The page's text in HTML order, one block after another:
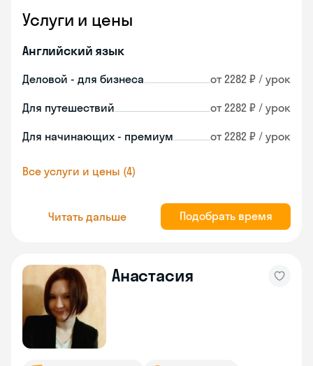
Услуги и цены
Английский язык
Деловой - для бизнеса от 2282 ₽ / урок
Для путешествий от 2282 ₽ / урок
Для начинающих - премиум от 2282 ₽ / урок
Все услуги и цены (4)
Читать дальше Подобрать время
Анастасия